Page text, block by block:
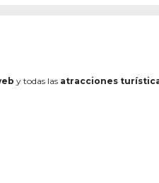
y todas las atracciones